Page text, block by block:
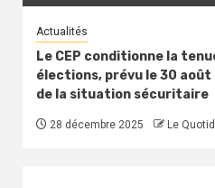
Actualités
Le CEP conditionne la
élections, prévu le 30
de la situation sécuritaire
28 décembre 2025 Le